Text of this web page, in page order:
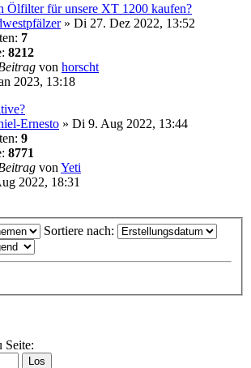
Ölfilter für unsere XT 1200 kaufen?
» Di 27. Dez 2022, 13:52
7
8212
von horscht
2023, 13:18
Ernesto » Di 9. Aug 2022, 13:44
9
8771
von Yeti
2022, 18:31
Sortiere nach:
Seite: